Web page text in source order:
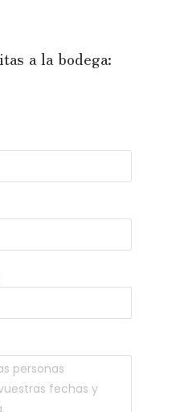
a la bodega: